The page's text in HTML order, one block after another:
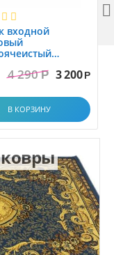
вxодной
м
4 290 Р 3 200 Р
В КОРЗИНУ
